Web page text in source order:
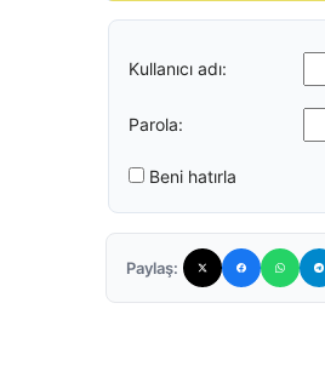
Kullanıcı adı:
Parola:
Beni hatırla
Paylaş: